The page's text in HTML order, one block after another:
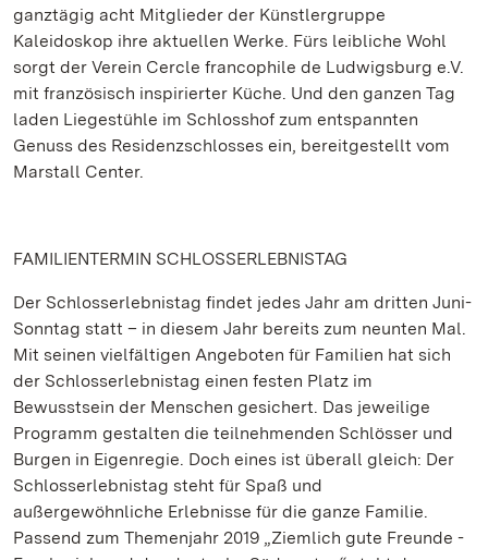
ganztägig acht Mitglieder der Künstlergruppe
Kaleidoskop ihre aktuellen Werke. Fürs leibliche Wohl
sorgt der Verein Cercle francophile de Ludwigsburg e.V.
mit französisch inspirierter Küche. Und den ganzen Tag
laden Liegestühle im Schlosshof zum entspannten
Genuss des Residenzschlosses ein, bereitgestellt vom
Marstall Center.
FAMILIENTERMIN SCHLOSSERLEBNISTAG
Der Schlosserlebnistag findet jedes Jahr am dritten Juni-
Sonntag statt – in diesem Jahr bereits zum neunten Mal.
Mit seinen vielfältigen Angeboten für Familien hat sich
der Schlosserlebnistag einen festen Platz im
Bewusstsein der Menschen gesichert. Das jeweilige
Programm gestalten die teilnehmenden Schlösser und
Burgen in Eigenregie. Doch eines ist überall gleich: Der
Schlosserlebnistag steht für Spaß und
außergewöhnliche Erlebnisse für die ganze Familie.
Passend zum Themenjahr 2019 „Ziemlich gute Freunde -